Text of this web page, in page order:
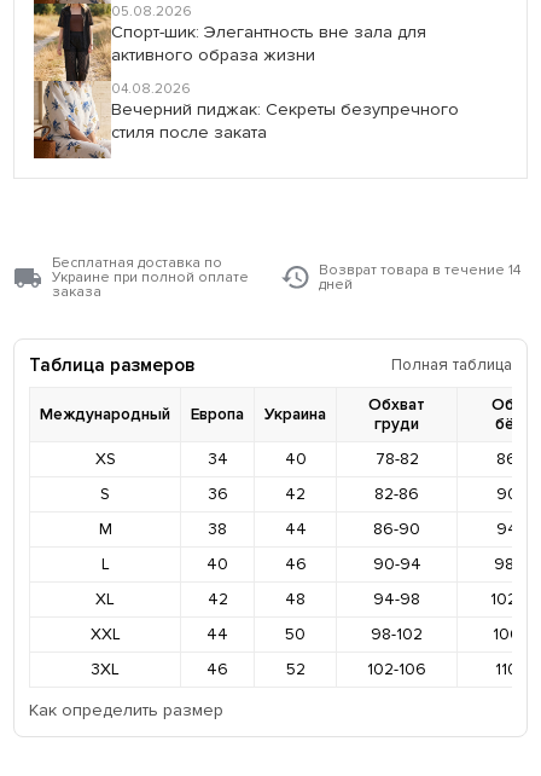
05.08.2026
Спорт-шик: Элегантность вне зала для
активного образа жизни
04.08.2026
Вечерний пиджак: Секреты безупречного
стиля после заката
Бесплатная доставка по
Украине при полной оплате
заказа
Возврат товара в течение 14
дней
Таблица размеров Полная таблица
Международный Европа Украина
Обхват
груди
XS
34 40 78-82
86-
S
36 42 82-86
90-
M
38 44 86-90
94-
L
40 46 90-94
98-
XL
42 48 94-98
102-
XXL
44 50 98-102
106-
3XL
46 52 102-106
110-
Как определить размер